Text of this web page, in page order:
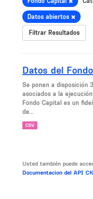
Datos abiertos
Filtrar Resultados
Datos del
Se ponen a disposición
asociados a la
Fondo Capital es un
de...
CSV
Usted también puede
Documentacion del API